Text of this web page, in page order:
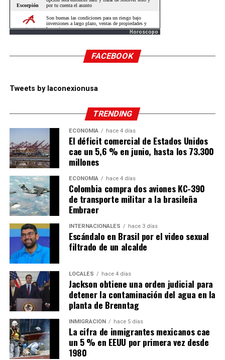
Horoscopo
FACEBOOK
Tweets by laconexionusa
TRENDING
ECONOMÍA hace 4 días
El déficit comercial de Estados Unidos
cae un 5,6 % en junio, hasta los 73.300
millones
ECONOMÍA hace 4 días
Colombia compra dos aviones KC-390
de transporte militar a la brasileña
Embraer
INTERNACIONALES hace 3 días
Escándalo en Brasil por el video sexual
filtrado de un alcalde
LOCALES hace 4 días
Jackson obtiene una orden judicial para
detener la contaminación del agua en la
planta de Brenntag
INMIGRACIÓN hace 5 días
La cifra de inmigrantes mexicanos cae
un 5 % en EEUU por primera vez desde
1980